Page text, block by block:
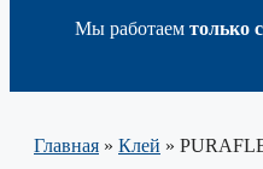
Мы работаем только
Главная » Клей »